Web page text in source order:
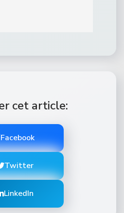
cet article:
Facebook
Twitter
LinkedIn